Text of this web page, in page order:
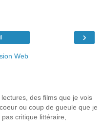
›
Web
des films que je vois
ou coup de gueule que je
critique littéraire,